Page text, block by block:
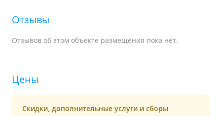
Отзывы
Отзывов об этом объекте размещения пока нет.
Цены
Скидки, дополнительные услуги и сборы